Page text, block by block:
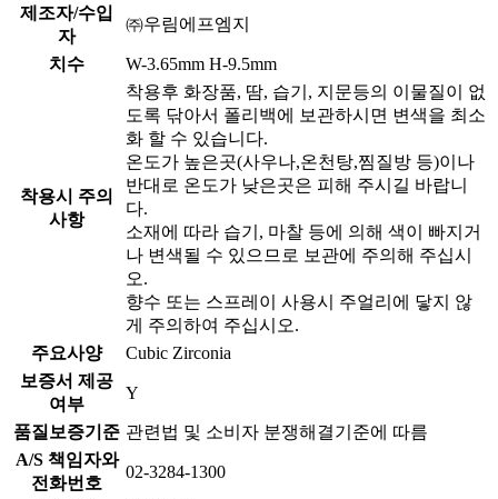
제조자/수입
자
㈜우림에프엠지
치수 W-3.65mm H-9.5mm
착용시 주의
사항
착용후 화장품, 땀, 습기, 지문등의 이물질이 없
도록 닦아서 폴리백에 보관하시면 변색을 최소
화 할 수 있습니다.
온도가 높은곳(사우나,온천탕,찜질방 등)이나
반대로 온도가 낮은곳은 피해 주시길 바랍니
다.
소재에 따라 습기, 마찰 등에 의해 색이 빠지거
나 변색될 수 있으므로 보관에 주의해 주십시
오.
향수 또는 스프레이 사용시 주얼리에 닿지 않
게 주의하여 주십시오.
주요사양
Cubic Zirconia
보증서 제공
여부
Y
품질보증기준 관련법 및 소비자 분쟁해결기준에 따름
A/S 책임자와
전화번호
02-3284-1300